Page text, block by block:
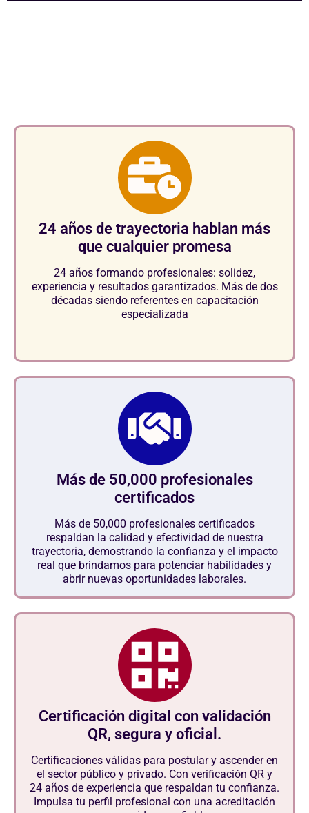
24 años de trayectoria hablan más
que cualquier promesa
24 años formando profesionales: solidez,
experiencia y resultados garantizados. Más de dos
décadas siendo referentes en capacitación
especializada
Más de 50,000 profesionales
certificados
Más de 50,000 profesionales certificados
respaldan la calidad y efectividad de nuestra
trayectoria, demostrando la confianza y el impacto
real que brindamos para potenciar habilidades y
abrir nuevas oportunidades laborales.
Certificación digital con validación
QR, segura y oficial.
Certificaciones válidas para postular y ascender en
el sector público y privado. Con verificación QR y
24 años de experiencia que respaldan tu confianza.
Impulsa tu perfil profesional con una acreditación